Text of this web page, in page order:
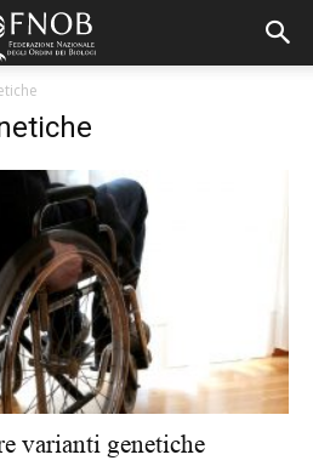
varianti genetiche